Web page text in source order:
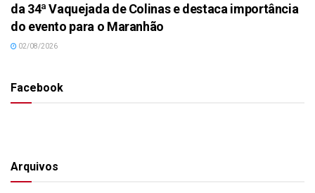
da 34ª Vaquejada de Colinas e destaca importância
do evento para o Maranhão
02/08/2026
Facebook
Arquivos